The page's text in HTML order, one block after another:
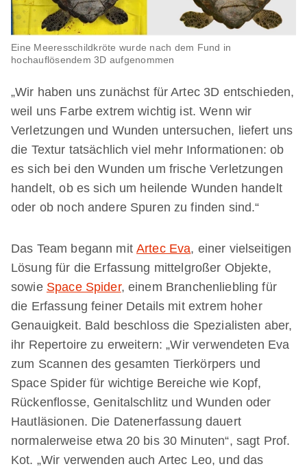
Eine Meeresschildkröte wurde nach dem Fund in
hochauflösendem 3D aufgenommen
„Wir haben uns zunächst für Artec 3D entschieden,
weil uns Farbe extrem wichtig ist. Wenn wir
Verletzungen und Wunden untersuchen, liefert uns
die Textur tatsächlich viel mehr Informationen: ob
es sich bei den Wunden um frische Verletzungen
handelt, ob es sich um heilende Wunden handelt
oder ob noch andere Spuren zu finden sind.“
Das Team begann mit Artec Eva, einer vielseitigen
Lösung für die Erfassung mittelgroßer Objekte,
sowie Space Spider, einem Branchenliebling für
die Erfassung feiner Details mit extrem hoher
Genauigkeit. Bald beschloss die Spezialisten aber,
ihr Repertoire zu erweitern: „Wir verwendeten Eva
zum Scannen des gesamten Tierkörpers und
Space Spider für wichtige Bereiche wie Kopf,
Rückenflosse, Genitalschlitz und Wunden oder
Hautläsionen. Die Datenerfassung dauert
normalerweise etwa 20 bis 30 Minuten“, sagt Prof.
Kot. „Wir verwenden auch Artec Leo, und das